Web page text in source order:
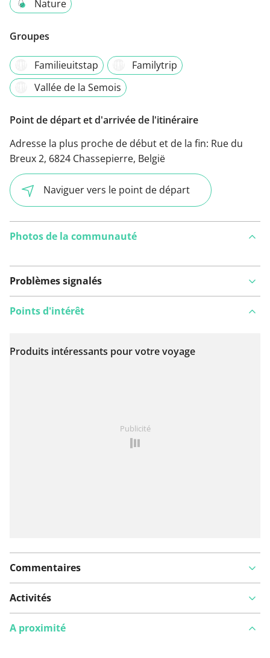
Nature
Groupes
Familieuitstap
Familytrip
Vallée de la Semois
Point de départ et d'arrivée de l'itinéraire
Adresse la plus proche de début et de la fin: Rue du
Breux 2, 6824 Chassepierre, België
Naviguer vers le point de départ
Photos de la communauté
Problèmes signalés
Voir sur la carte
Points d'intérêt
Produits intéressants pour votre voyage
Publicité
Commentaires
Activités
A proximité